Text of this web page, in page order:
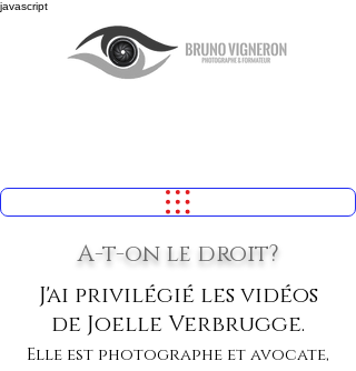
javascript
A-t-on le droit?
J'ai privilégié les vidéos
de Joelle Verbrugge.
Elle est photographe et avocate,